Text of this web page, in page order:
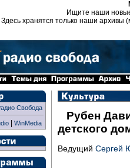
Ищите наши
Здесь хранятся только наши архивы
Свобода
| WinMedia
Рубен
детского
Ведущий Сергей